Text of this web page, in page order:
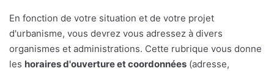
En fonction de votre situation et de votre projet
d'urbanisme, vous devrez vous adressez à divers
organismes et administrations. Cette rubrique vous donne
les horaires d'ouverture et coordonnées (adresse,